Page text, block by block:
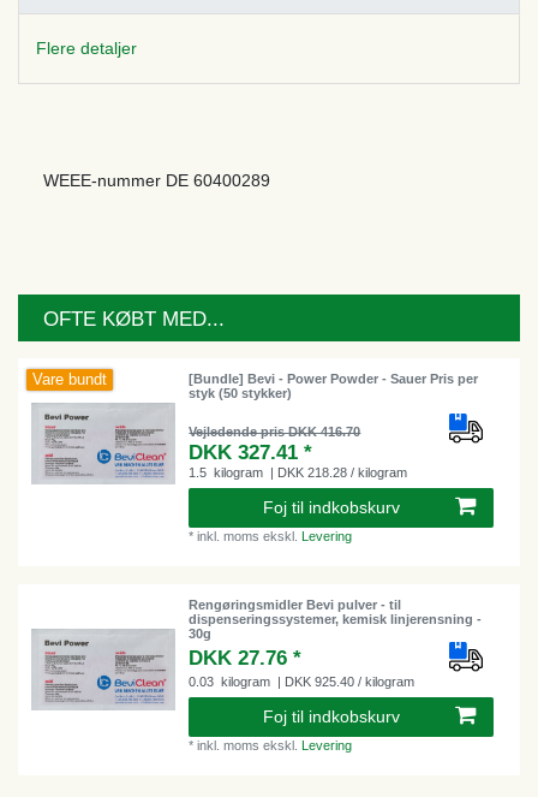
Flere detaljer
WEEE-nummer DE 60400289
OFTE KØBT MED...
Vare bundt
[Bundle] Bevi - Power Powder - Sauer Pris per
styk (50 stykker)
Vejledende pris DKK 416.70
DKK 327.41 *
1.5 kilogram | DKK 218.28 / kilogram
Foj til indkobskurv
*inkl. moms ekskl.Levering
Rengøringsmidler Bevi pulver - til
dispenseringssystemer, kemisk linjerensning -
30g
DKK 27.76 *
0.03 kilogram | DKK 925.40 / kilogram
Foj til indkobskurv
*inkl. moms ekskl.Levering